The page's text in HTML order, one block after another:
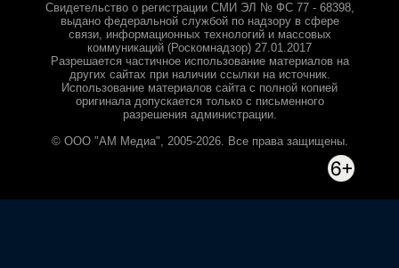
Свидетельство о регистрации СМИ ЭЛ № ФС 77 - 68398,
выдано федеральной службой по надзору в сфере
связи, информационных технологий и массовых
коммуникаций (Роскомнадзор) 27.01.2017
Разрешается частичное использование материалов на
других сайтах при наличии ссылки на источник.
Использование материалов сайта с полной копией
оригинала допускается только с письменного
разрешения администрации.
© ООО "АМ Медиа", 2005-2026. Все права защищены.